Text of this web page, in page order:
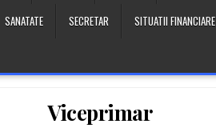
SANATATE SECRETAR SITUATII FINANCIARE
Viceprimar